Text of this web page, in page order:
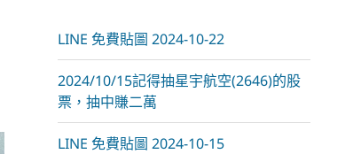
LINE 免費貼圖 2024-10-22
2024/10/15記得抽星宇航空(2646)的股
票，抽中賺二萬
LINE 免費貼圖 2024-10-15